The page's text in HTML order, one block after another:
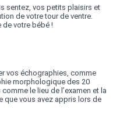
sentez, vos petits plaisirs et
de votre tour de ventre.
votre bébé !
vos échographies, comme
morphologique des 20
le lieu de l’examen et la
que vous avez appris lors de